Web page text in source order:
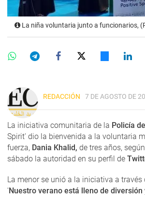
La niña voluntaria junto a funcionarios,
REDACCIÓN 7 DE AGOSTO DE
La iniciativa comunitaria de la Policía
Spirit' dio la bienvenida a la voluntaria
fuerza, Dania Khalid, de tres años,
sábado la autoridad en su perfil de
La menor se unió a la iniciativa a través
'Nuestro verano está lleno de diversión